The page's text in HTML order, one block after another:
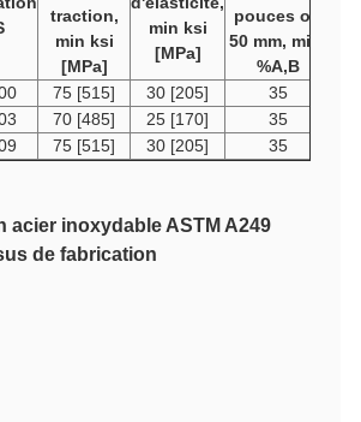
traction,
min ksi
[MPa]
min ksi
[MPa]
pouces ou
50 mm, min,
%A,B
75 [515] 30 [205]
35
70 [485] 25 [170]
35
75 [515] 30 [205] 35
acier inoxydable ASTM A249
de fabrication